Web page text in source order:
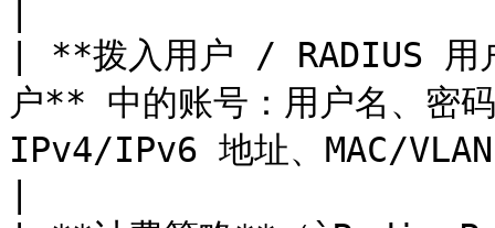
| **拨入用户 /
户** 中的账号：用户名、密
IPv4/IPv6 地址、MAC/